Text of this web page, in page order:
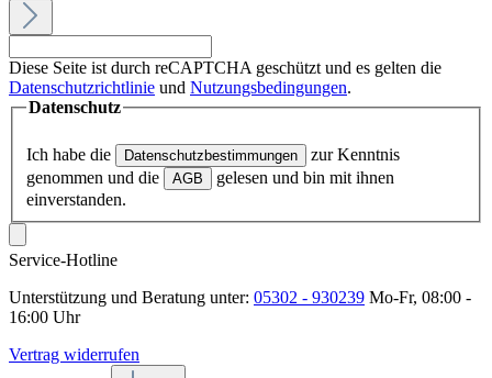
Diese Seite ist durch reCAPTCHA geschützt und es gelten die
Datenschutzrichtlinie und Nutzungsbedingungen.
Datenschutz
Ich habe die Datenschutzbestimmungen
zur Kenntnis
genommen und die
AGB
gelesen und bin mit ihnen
einverstanden.
Service-Hotline
Unterstützung und Beratung unter: 05302 - 930239 Mo-Fr, 08:00 -
16:00 Uhr
Vertrag widerrufen